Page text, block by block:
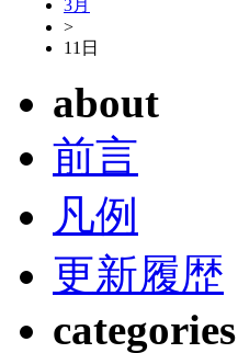
3月
>
11日
about
前言
凡例
更新履歴
categories